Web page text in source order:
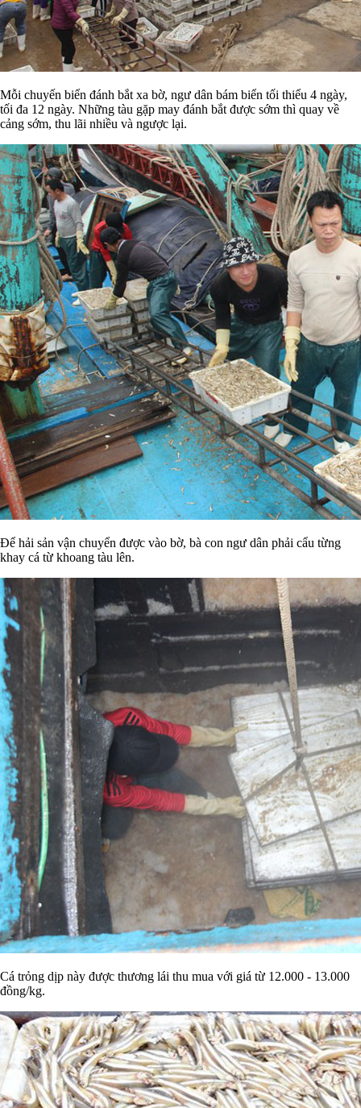
Mỗi chuyến biển đánh bắt xa bờ, ngư dân bám biển tối thiểu 4 ngày,
tối đa 12 ngày. Những tàu gặp may đánh bắt được sớm thì quay về
cảng sớm, thu lãi nhiều và ngược lại.
Để hải sản vận chuyển được vào bờ, bà con ngư dân phải cẩu từng
khay cá từ khoang tàu lên.
Cá trỏng dịp này được thương lái thu mua với giá từ 12.000 - 13.000
đồng/kg.